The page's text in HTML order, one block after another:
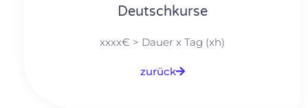
Deutschkurse
xxxx€ > Dauer x Tag (xh)
zurück